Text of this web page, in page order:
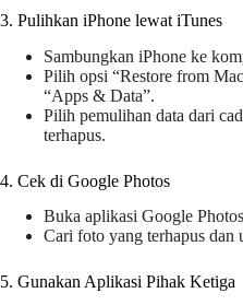
3. Pulihkan iPhone lewat iTunes
Sambungkan iPhone ke
Pilih opsi “Restore from
“Apps & Data”.
Pilih pemulihan data dari
terhapus.
4. Cek di Google Photos
Buka aplikasi Google
Cari foto yang terhapus dan
5. Gunakan Aplikasi Pihak Ketiga